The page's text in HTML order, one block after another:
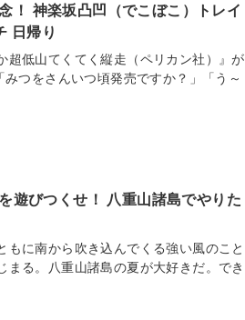
！ 神楽坂凸凹（でこぼこ）トレイ
日帰り
超低山てくてく縦走（ペリカン社）』が
つをさんいつ頃発売ですか？」「う～
遊びつくせ！ 八重山諸島でやりた
もに南から吹き込んでくる強い風のこと
る。八重山諸島の夏が大好きだ。でき